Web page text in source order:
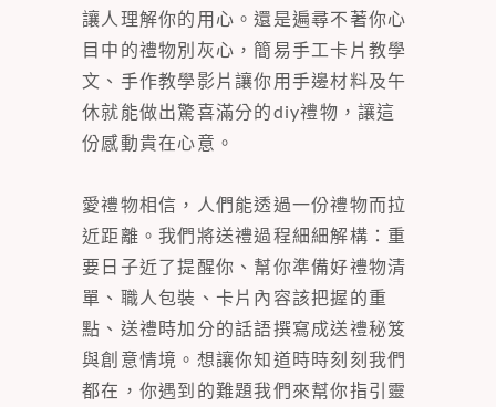
讓人理解你的用心。還是遍尋不著你心
目中的禮物別灰心，簡易手工卡片教學
文、手作教學影片讓你用手邊材料及午
休就能做出驚喜滿分的diy禮物，讓這
份感動貴在心意。
愛禮物相信，人們能透過一份禮物而拉
近距離。我們將送禮過程細細解構：重
要日子近了提醒你、幫你準備好禮物清
單、職人包裝、卡片內容該把握的重
點、送禮時加分的話語撰寫成送禮秘笈
與創意情境。想讓你知道時時刻刻我們
都在，你遇到的難題我們來幫你指引靈